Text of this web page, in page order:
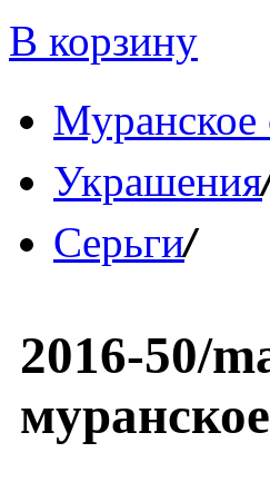
В корзину
Украшения
Серьги/
2016-50/